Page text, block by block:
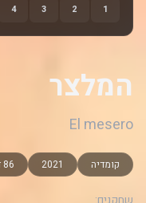
1
2
3
4
המלצר
El mesero
קומדיה 2021 86 דק'